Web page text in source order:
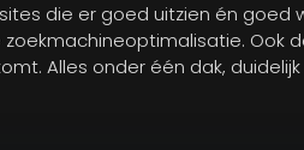
die er goed uitzien én goed
Ook
Alles onder één dak,